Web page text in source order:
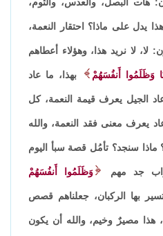
يدل على ماذا؟ احتقار النعمة،
لا، لا نريد هذا، وهؤلاء أعطاهم
وَظَلَمُوا أَنفُسَهُمْ بهذا، ما عاد
الجيل يعرف قيمة النعمة، كل
يعرف معنى فقد النعمة، والله
ماذا سنجد؟ تأمُل قصة سبأ اليوم
جد مهم وَظَلَمُوا أَنفُسَهُمْ
بها الركبان، جعلناهم قصص
هذا مصيرٌ وخيم، والله أن يكون